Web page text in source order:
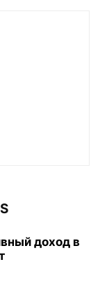
доход в